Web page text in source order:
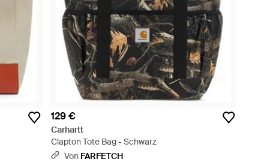
129 €
Carhartt
Clapton Tote Bag - Schwarz
Von FARFETCH